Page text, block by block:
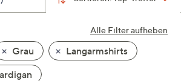
Alle Filter aufheben
Grau
Langarmshirts